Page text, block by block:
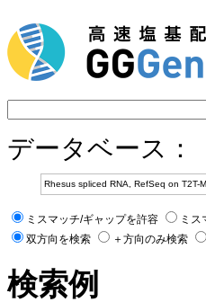
データベース：
ミスマッチ/ギャップを許容 ミス
双方向を検索
＋方向のみ検索
検索例